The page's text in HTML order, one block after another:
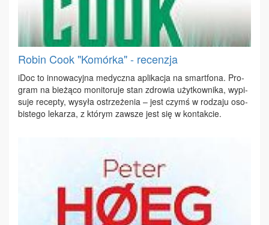
Robin Cook "Komórka" - recenzja
iDoc to in­no­wa­cyj­na me­dycz­na apli­ka­cja na smart­fo­na. Pro­
gram na bie­żą­co mo­ni­to­ru­je stan zdro­wia użyt­kow­ni­ka, wy­pi­
su­je re­cep­ty, wy­sy­ła ostrze­że­nia – jest czymś w ro­dza­ju oso­
bi­ste­go le­ka­rza, z któ­rym za­wsze jest się w kon­tak­cie.